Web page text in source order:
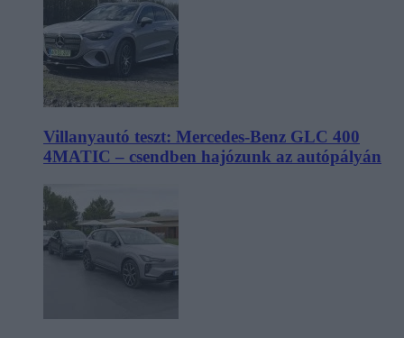
Villanyautó teszt: Mercedes-Benz GLC 400
4MATIC – csendben hajózunk az autópályán